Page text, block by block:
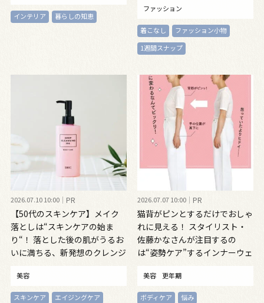
インテリア 暮らしの知恵
ファッション
着こなし
ファッション小物
1週間スナップ
2026.07.10 10:00 PR
【50代のスキンケア】メイク
落としは“スキンケアの始ま
り“！ 落とした後の肌がうるお
いに満ちる、新発想のクレンジ
美容
スキンケア エイジングケア
2026.07.07 10:00 PR
猫背がピンとするだけでおしゃ
れに見える！ スタイリスト・
佐藤かなさんが注目するの
は“姿勢ケア”するインナーウェ
美容 更年期
ボディケア 悩み